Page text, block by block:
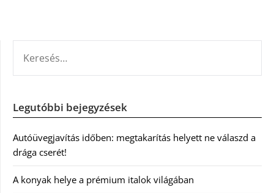
Legutóbbi bejegyzések
Autóüvegjavítás időben: megtakarítás helyett ne válaszd a
drága cserét!
A konyak helye a prémium italok világában